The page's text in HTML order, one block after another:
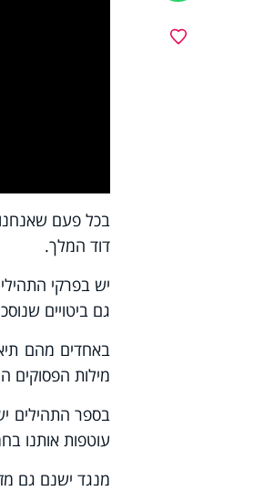
בכל פעם
דוד המלך.
יש בפרקי
גם ביטויים
באחדים מהם
מילות הפסוקים
בספר התהילים
עוטפות אותנו
מנגד ישנם גם